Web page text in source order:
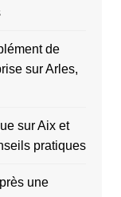
de
sur Arles,
sur Aix et
pratiques
une